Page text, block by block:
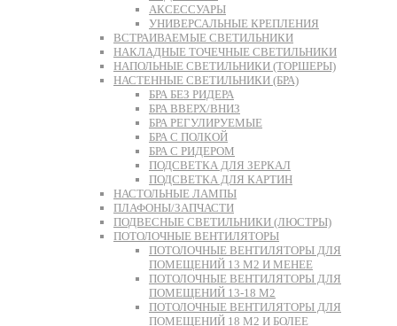
АКСЕССУАРЫ
УНИВЕРСАЛЬНЫЕ КРЕПЛЕНИЯ
ВСТРАИВАЕМЫЕ СВЕТИЛЬНИКИ
НАКЛАДНЫЕ ТОЧЕЧНЫЕ СВЕТИЛЬНИКИ
НАПОЛЬНЫЕ СВЕТИЛЬНИКИ (ТОРШЕРЫ)
НАСТЕННЫЕ СВЕТИЛЬНИКИ (БРА)
БРА БЕЗ РИДЕРА
БРА ВВЕРХ/ВНИЗ
БРА РЕГУЛИРУЕМЫЕ
БРА С ПОЛКОЙ
БРА С РИДЕРОМ
ПОДСВЕТКА ДЛЯ ЗЕРКАЛ
ПОДСВЕТКА ДЛЯ КАРТИН
НАСТОЛЬНЫЕ ЛАМПЫ
ПЛАФОНЫ/ЗАПЧАСТИ
ПОДВЕСНЫЕ СВЕТИЛЬНИКИ (ЛЮСТРЫ)
ПОТОЛОЧНЫЕ ВЕНТИЛЯТОРЫ
ПОТОЛОЧНЫЕ ВЕНТИЛЯТОРЫ ДЛЯ
ПОМЕЩЕНИЙ 13 М2 И МЕНЕЕ
ПОТОЛОЧНЫЕ ВЕНТИЛЯТОРЫ ДЛЯ
ПОМЕЩЕНИЙ 13-18 М2
ПОТОЛОЧНЫЕ ВЕНТИЛЯТОРЫ ДЛЯ
ПОМЕЩЕНИЙ 18 М2 И БОЛЕЕ